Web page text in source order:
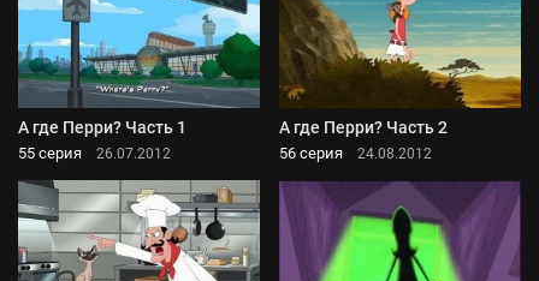
А где Перри? Часть 1
55 серия 26.07.2012
А где Перри? Часть 2
56 серия 24.08.2012